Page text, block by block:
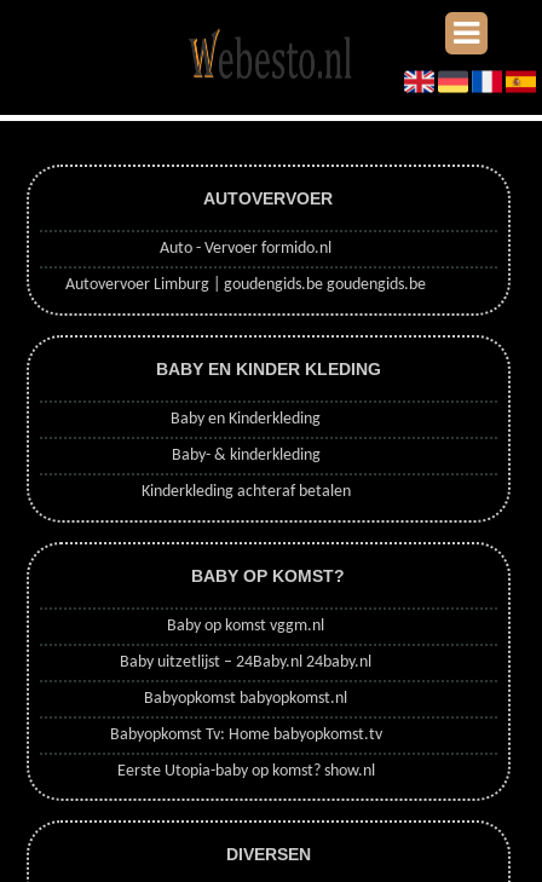
AUTOVERVOER
Auto - Vervoer formido.nl
Autovervoer Limburg | goudengids.be goudengids.be
BABY EN KINDER KLEDING
Baby en Kinderkleding
Baby- & kinderkleding
Kinderkleding achteraf betalen
BABY OP KOMST?
Baby op komst vggm.nl
Baby uitzetlijst – 24Baby.nl 24baby.nl
Babyopkomst babyopkomst.nl
Babyopkomst Tv: Home babyopkomst.tv
Eerste Utopia-baby op komst? show.nl
DIVERSEN